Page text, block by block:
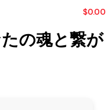
$0.00
の魂と繋が